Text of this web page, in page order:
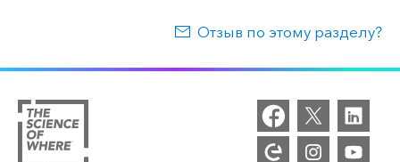
Отзыв по этому разделу?